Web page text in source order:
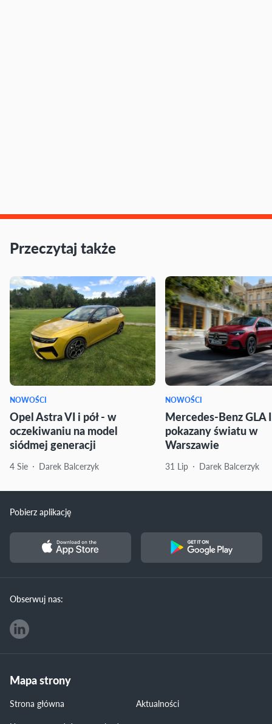
Przeczytaj także
NOWOŚCI
Opel Astra VI i pół - w
oczekiwaniu na model
siódmej generacji
4 Sie Darek Balcerzyk
NOWOŚCI
Mercedes-Benz GLA
pokazany światu w
Warszawie
31 Lip Darek Balcerzyk
Pobierz aplikację
Obserwuj nas:
Mapa strony
Strona główna
Aktualności